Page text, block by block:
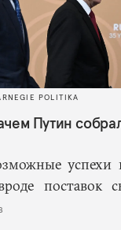
POLITIKA
Путин
успехи
поставок